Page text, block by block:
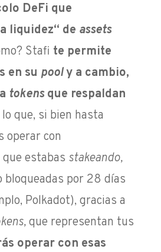
DeFi que
liquidez“ de assets
Stafi te permite
en su pooly a cambio,
tokensque respaldan
que, si bien hasta
operar con
estabas stakeando,
bloqueadas por 28 días
Polkadot), gracias a
que representan tus
operar con esas